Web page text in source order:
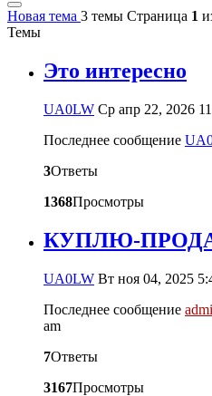
Новая тема 3 темы Страница 1
Темы
Это интересно
UA0LW Ср апр 22, 2026
Последнее сообщение
3Ответы
1368Просмотры
КУПЛЮ-
UA0LW Вт ноя 04, 2025
Последнее сообщение
am
7Ответы
3167Просмотры